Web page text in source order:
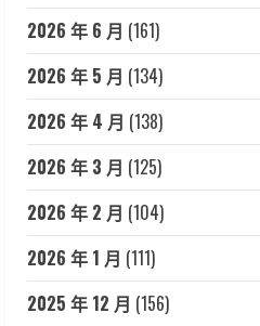
2026 年 6 月 (161)
2026 年 5 月 (134)
2026 年 4 月 (138)
2026 年 3 月 (125)
2026 年 2 月 (104)
2026 年 1 月 (111)
2025 年 12 月 (156)